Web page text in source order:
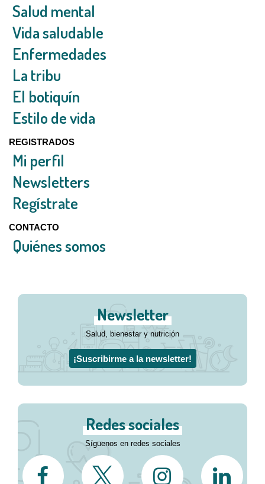
Salud mental
Vida saludable
Enfermedades
La tribu
El botiquín
Estilo de vida
REGISTRADOS
Mi perfil
Newsletters
Regístrate
CONTACTO
Quiénes somos
Newsletter
Salud, bienestar y nutrición
¡Suscribirme a la newsletter!
Redes sociales
Síguenos en redes sociales